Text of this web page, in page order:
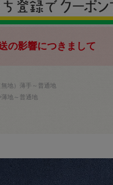
の影響につきまして
無地）薄手～普通地
薄地～普通地